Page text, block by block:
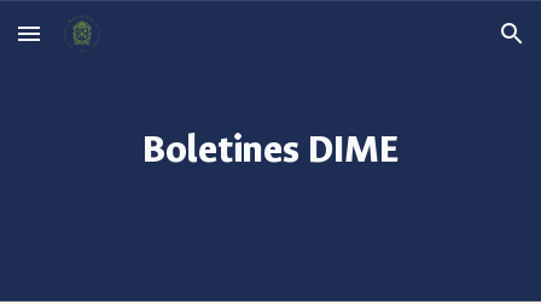
Skip to main content Skip to navigation
Boletines DIME